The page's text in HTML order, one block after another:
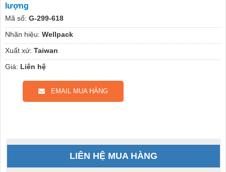
lượng
Mã số: G-299-618
Nhãn hiệu: Wellpack
Xuất xứ: Taiwan
Giá: Liên hệ
EMAIL MUA HÀNG
LIÊN HỆ MUA HÀNG